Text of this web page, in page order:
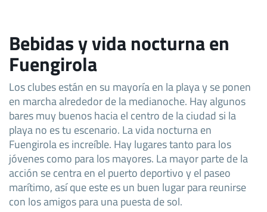
Bebidas y vida nocturna en
Fuengirola
Los clubes están en su mayoría en la playa y se ponen
en marcha alrededor de la medianoche. Hay algunos
bares muy buenos hacia el centro de la ciudad si la
playa no es tu escenario. La vida nocturna en
Fuengirola es increíble. Hay lugares tanto para los
jóvenes como para los mayores. La mayor parte de la
acción se centra en el puerto deportivo y el paseo
marítimo, así que este es un buen lugar para reunirse
con los amigos para una puesta de sol.